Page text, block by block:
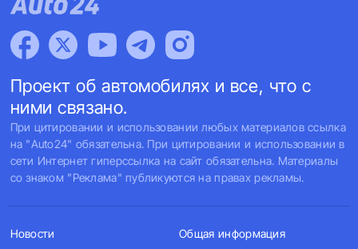
Проект об автомобилях и все, что с
ними связано.
При цитировании и использовании любых материалов ссылка
на "Auto24" обязательна. При цитировании и использовании в
сети Интернет гиперссылка на сайт обязательна. Материалы
со знаком "Реклама" публикуются на правах рекламы.
Новости Общая информация